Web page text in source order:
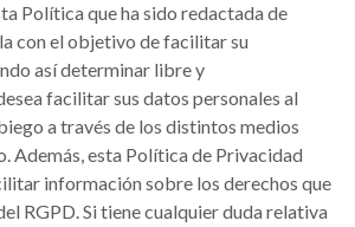
Política que ha sido redactada de
con el objetivo de facilitar su
así determinar libre y
facilitar sus datos personales al
a través de los distintos medios
Además, esta Política de Privacidad
información sobre los derechos que
RGPD. Si tiene cualquier duda relativa